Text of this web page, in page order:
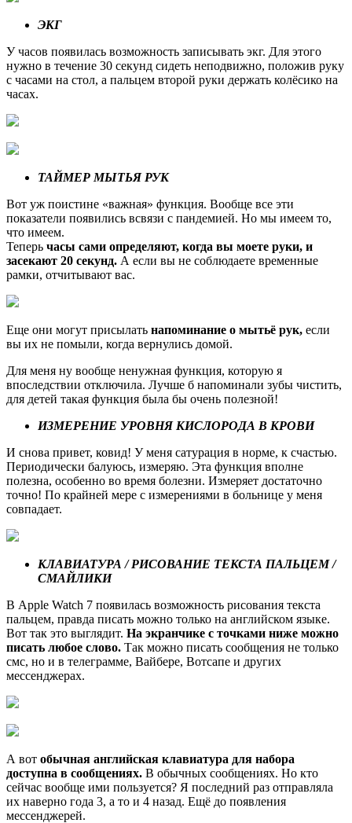
ЭКГ
У часов появилась возможность записывать экг. Для этого
нужно в течение 30 секунд сидеть неподвижно, положив руку
с часами на стол, а пальцем второй руки держать колёсико на
часах.
ТАЙМЕР МЫТЬЯ РУК
Вот уж поистине «важная» функция. Вообще все эти
показатели появились всвязи с пандемией. Но мы имеем то,
что имеем.
Теперь часы сами определяют, когда вы моете руки, и
засекают 20 секунд. А если вы не соблюдаете временные
рамки, отчитывают вас.
Еще они могут присылать напоминание о мытьё рук, если
вы их не помыли, когда вернулись домой.
Для меня ну вообще ненужная функция, которую я
впоследствии отключила. Лучше б напоминали зубы чистить,
для детей такая функция была бы очень полезной!
ИЗМЕРЕНИЕ УРОВНЯ КИСЛОРОДА В КРОВИ
И снова привет, ковид! У меня сатурация в норме, к счастью.
Периодически балуюсь, измеряю. Эта функция вполне
полезна, особенно во время болезни. Измеряет достаточно
точно! По крайней мере с измерениями в больнице у меня
совпадает.
КЛАВИАТУРА / РИСОВАНИЕ ТЕКСТА ПАЛЬЦЕМ /
СМАЙЛИКИ
В Apple Watch 7 появилась возможность рисования текста
пальцем, правда писать можно только на английском языке.
Вот так это выглядит. На экранчике с точками ниже можно
писать любое слово. Так можно писать сообщения не только
смс, но и в телеграмме, Вайбере, Вотсапе и других
мессенджерах.
А вот обычная английская клавиатура для набора
доступна в сообщениях. В обычных сообщениях. Но кто
сейчас вообще ими пользуется? Я последний раз отправляла
их наверно года 3, а то и 4 назад. Ещё до появления
мессенджерей.